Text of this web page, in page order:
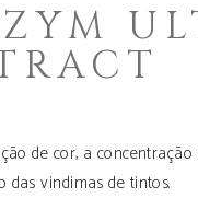
de cor, a
das vindimas de tintos.